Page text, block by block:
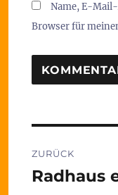
Name, E-
Browser für
ZURÜCK
Vorheriger
Radhaus